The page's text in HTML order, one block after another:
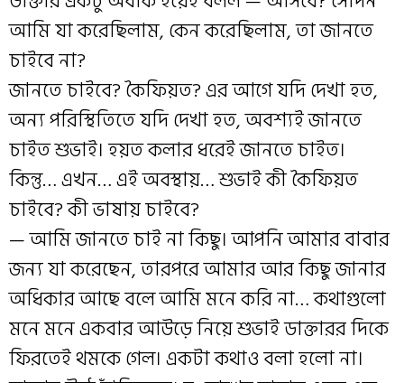
আমি যা করেছিলাম, কেন করেছিলাম, তা জানতে
চাইবে না?
জানতে চাইবে? কৈফিয়ত? এর আগে যদি দেখা হত,
অন্য পরিস্থিতিতে যদি দেখা হত, অবশ্যই জানতে
চাইত শুভাই। হয়ত কলার ধরেই জানতে চাইত।
কিন্তু… এখন… এই অবস্থায়… শুভাই কী কৈফিয়ত
চাইবে? কী ভাষায় চাইবে?
— আমি জানতে চাই না কিছু। আপনি আমার বাবার
জন্য যা করেছেন, তারপরে আমার আর কিছু জানার
অধিকার আছে বলে আমি মনে করি না… কথাগুলো
মনে মনে একবার আউড়ে নিয়ে শুভাই ডাক্তারর দিকে
ফিরতেই থমকে গেল। একটা কথাও বলা হলো না।